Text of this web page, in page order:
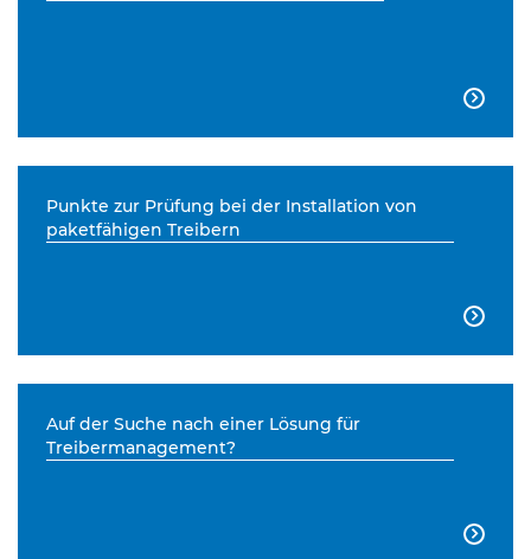

Punkte zur Prüfung bei der Installation von
paketfähigen Treibern

Auf der Suche nach einer Lösung für
Treibermanagement?
